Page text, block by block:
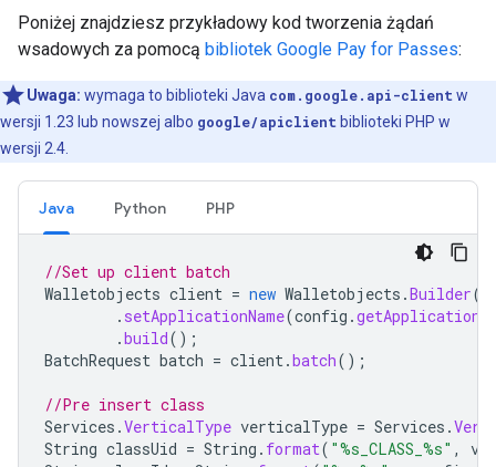
Poniżej znajdziesz przykładowy kod tworzenia żądań
wsadowych za pomocą bibliotek Google Pay for Passes:
Uwaga: wymaga to biblioteki Java com.google.api-client w
wersji 1.23 lub nowszej albo google/apiclient biblioteki PHP w
wersji 2.4.
Java Python PHP
//Set up client batch
Walletobjects client = new Walletobjects .Builder(
. setApplicationName(config .
.build();
BatchRequest batch = client.batch();
//Pre insert class
Services .VerticalType verticalType = Services .
String classUid = String . format( "%s_CLASS_%s" ,